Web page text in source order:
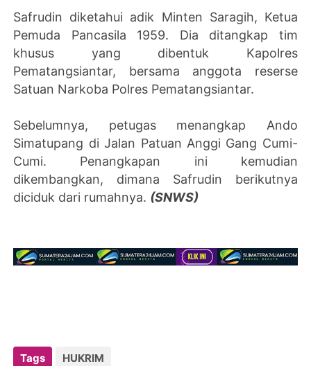
Safrudin diketahui adik Minten Saragih, Ketua
Pemuda Pancasila 1959. Dia ditangkap tim
khusus yang dibentuk Kapolres
Pematangsiantar, bersama anggota reserse
Satuan Narkoba Polres Pematangsiantar.
Sebelumnya, petugas menangkap Ando
Simatupang di Jalan Patuan Anggi Gang Cumi-
Cumi. Penangkapan ini kemudian
dikembangkan, dimana Safrudin berikutnya
diciduk dari rumahnya. (SNWS)
Tags HUKRIM